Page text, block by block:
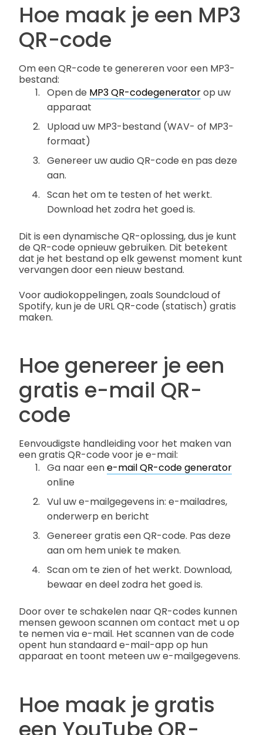
Hoe maak je een MP3
QR-code
Om een QR-code te genereren voor een MP3-
bestand:
Open de MP3 QR-codegeneratorop uw
apparaat
Upload uw MP3-bestand (WAV- of MP3-
formaat)
Genereer uw audio QR-code en pas deze
aan.
Scan het om te testen of het werkt.
Download het zodra het goed is.
Dit is een dynamische QR-oplossing, dus je kunt
de QR-code opnieuw gebruiken. Dit betekent
dat je het bestand op elk gewenst moment kunt
vervangen door een nieuw bestand.
Voor audiokoppelingen, zoals Soundcloud of
Spotify, kun je de URL QR-code (statisch) gratis
maken.
Hoe genereer je een
gratis e-mail QR-
code
Eenvoudigste handleiding voor het maken van
een gratis QR-code voor je e-mail:
Ga naar eene-mail QR-code generator
online
Vul uw e-mailgegevens in: e-mailadres,
onderwerp en bericht
Genereer gratis een QR-code. Pas deze
aan om hem uniek te maken.
Scan om te zien of het werkt. Download,
bewaar en deel zodra het goed is.
Door over te schakelen naar QR-codes kunnen
mensen gewoon scannen om contact met u op
te nemen via e-mail. Het scannen van de code
opent hun standaard e-mail-app op hun
apparaat en toont meteen uw e-mailgegevens.
Hoe maak je gratis